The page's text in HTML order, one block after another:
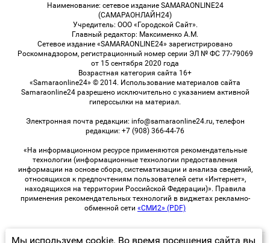
Наименование: сетевое издание SAMARAONLINE24
(САМАРАОНЛАЙН24)
Учредитель: ООО «Городской Сайт».
Главный редактор: Максименко А.М.
Сетевое издание «SAMARAONLINE24» зарегистрировано
Роскомнадзором, регистрационный номер серии ЭЛ № ФС 77-79069
от 15 сентября 2020 года
Возрастная категория сайта 16+
«Samaraonline24» © 2014. Использование материалов сайта
Samaraonline24 разрешено исключительно с указанием активной
гиперссылки на материал.
Электронная почта редакции: info@samaraonline24.ru, телефон
редакции: +7 (908) 366-44-76
«На информационном ресурсе применяются рекомендательные
технологии (информационные технологии предоставления
информации на основе сбора, систематизации и анализа сведений,
относящихся к предпочтениям пользователей сети «Интернет»,
находящихся на территории Российской Федерации)». Правила
применения рекомендательных технологий в виджетах рекламно-
обменной сети «СМИ2» (PDF)
Мы используем cookie. Во время посещения сайта вы